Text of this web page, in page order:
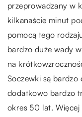
przeprowadzany w
kilkanaście minut
pomocą tego
bardzo duże wady
na
Soczewki są
dodatkowo bardzo
okres 50 lat.